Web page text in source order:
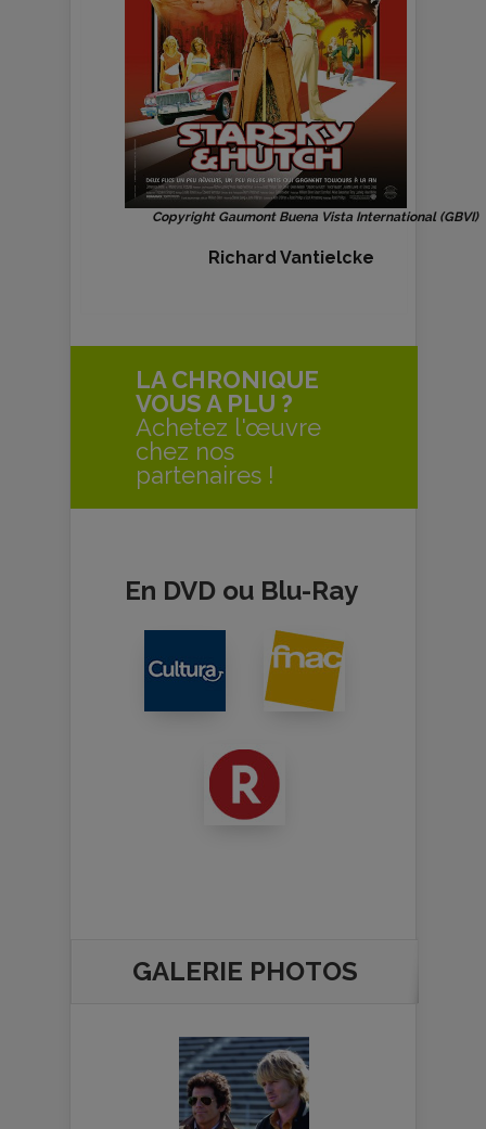
Copyright Gaumont Buena Vista International (GBVI)
Richard Vantielcke
LA CHRONIQUE
VOUS A PLU ?
Achetez l'œuvre
chez nos
partenaires !
En DVD ou Blu-Ray
GALERIE PHOTOS